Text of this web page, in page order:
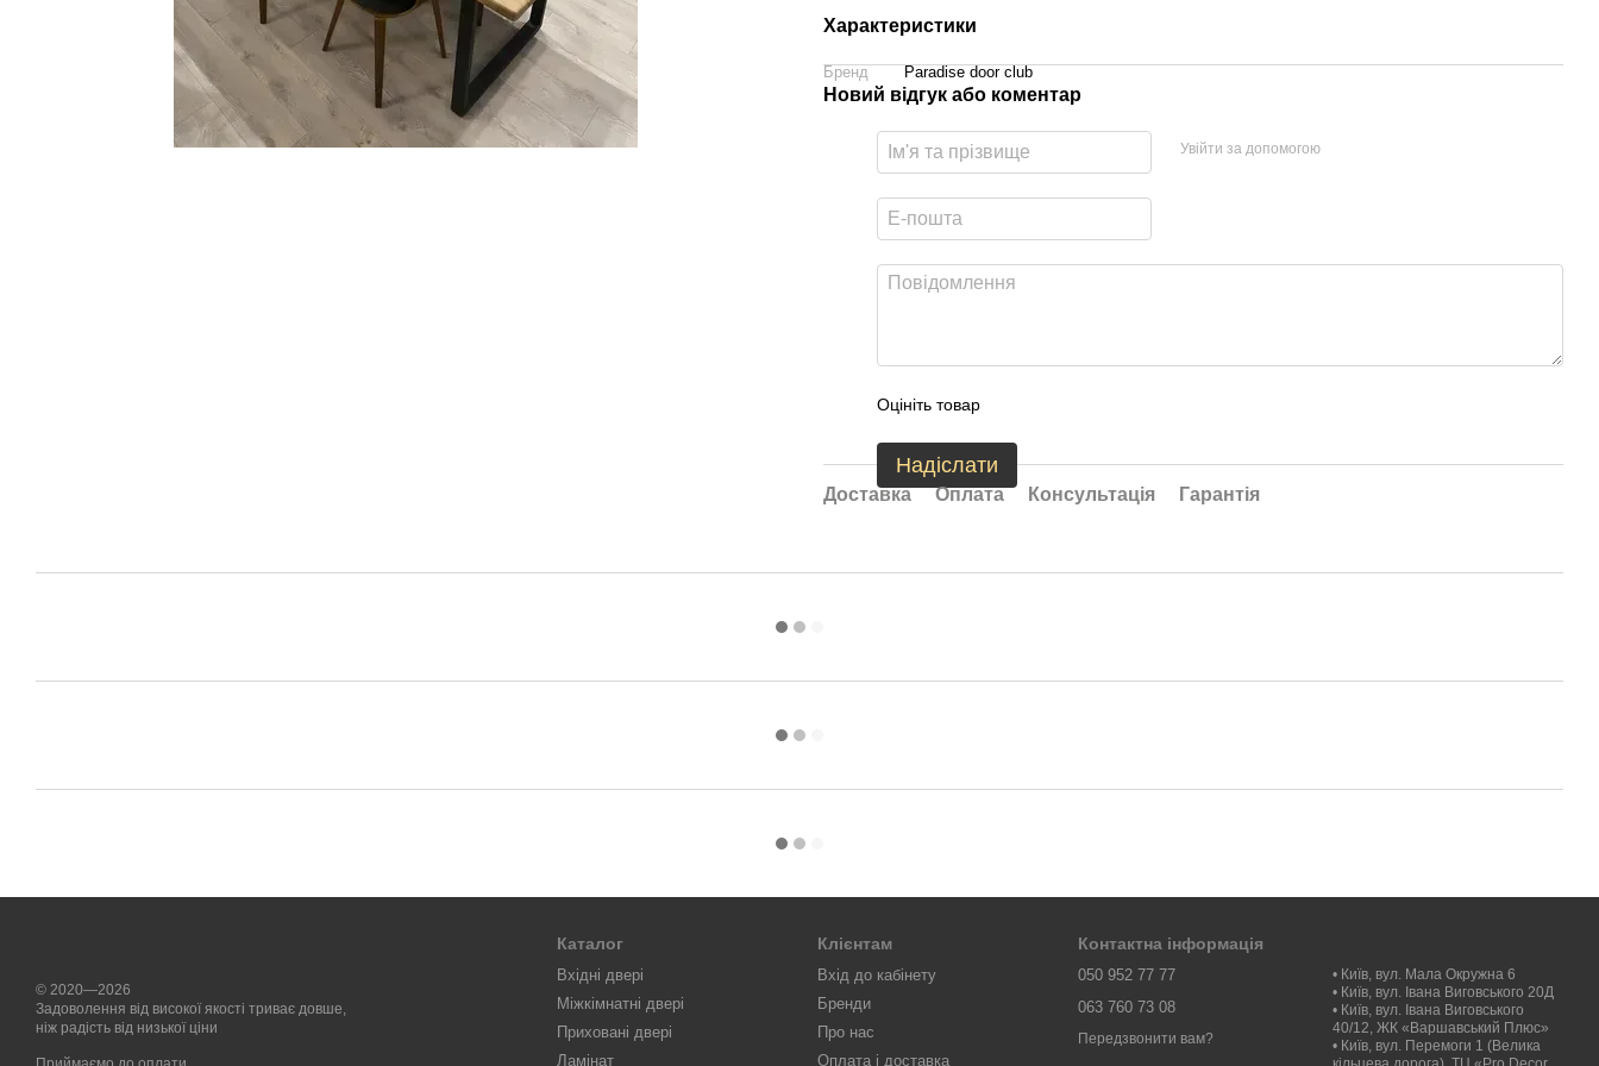
Характеристики
Бренд Paradise door club
Новий відгук або коментар
Увійти за допомогою
Оцініть товар
Надіслати
Доставка Оплата Консультація Гарантія
© 2020—2026
Задоволення від високої якості триває довше,
ніж радість від низької ціни
Каталог
Вхідні двері
Міжкімнатні двері
Приховані двері
Ламінат
Клієнтам
Вхід до кабінету
Бренди
Про нас
Оплата і доставка
Контактна інформація
050 952 77 77
063 760 73 08
Передзвонити вам?
• Київ, вул. Мала Окружна 6
• Київ, вул. Івана Виговського 20Д
• Київ, вул. Івана Виговського
40/12, ЖК «Варшавський Плюс»
• Київ, вул. Перемоги 1 (Велика